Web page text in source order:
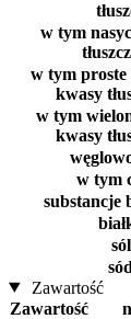
w tym
w tym proste
kwasy
w tym
kwasy
w tym
substancje
sól
sód
Zawartość
Zawartość